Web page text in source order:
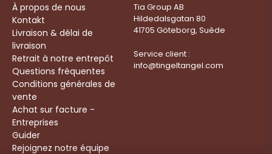
À propos de nous
Kontakt
Livraison & délai de
livraison
Retrait à notre entrepôt
Questions fréquentes
Conditions générales de
vente
Achat sur facture -
Entreprises
Guider
Rejoignez notre équipe
Tia Group AB
Hildedalsgatan 80
41705 Göteborg, Suède
Service client :
info@tingeltangel.com